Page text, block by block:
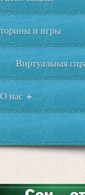
и игры
Виртуальная
О нас +